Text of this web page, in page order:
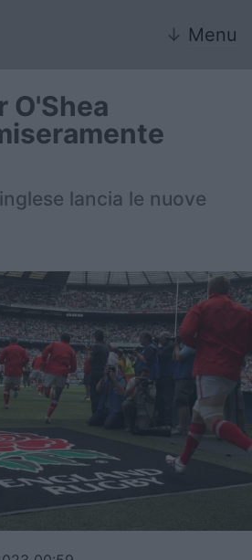
↓ Menu
O'Shea
lancia le nuove